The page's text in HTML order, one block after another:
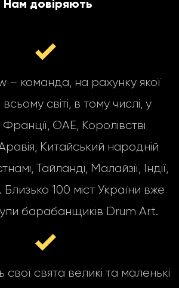
Нам довіряють
– команда, на рахунку якої
світі, в тому числі, у
Франції, ОАЕ, Королівстві
Китайський народній
Тайланді, Малайзії, Індії,
Близько 100 міст України вже
барабанщиків Drum Art.
свята великі та маленькі